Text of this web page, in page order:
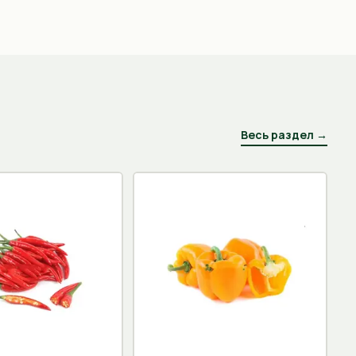
Весь раздел →